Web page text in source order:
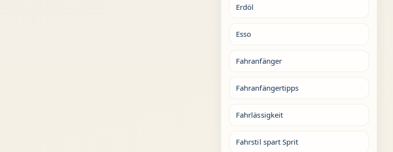
Erdöl
Esso
Fahranfänger
Fahranfängertipps
Fahrlässigkeit
Fahrstil spart Sprit